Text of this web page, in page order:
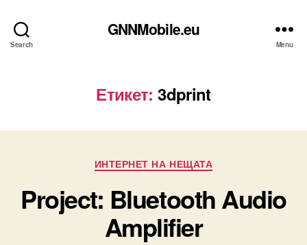
Search
GNNMobile.eu
Menu
Етикет: 3dprint
Categories
ИНТЕРНЕТ НА НЕЩАТА
Project: Bluetooth Audio
Amplifier